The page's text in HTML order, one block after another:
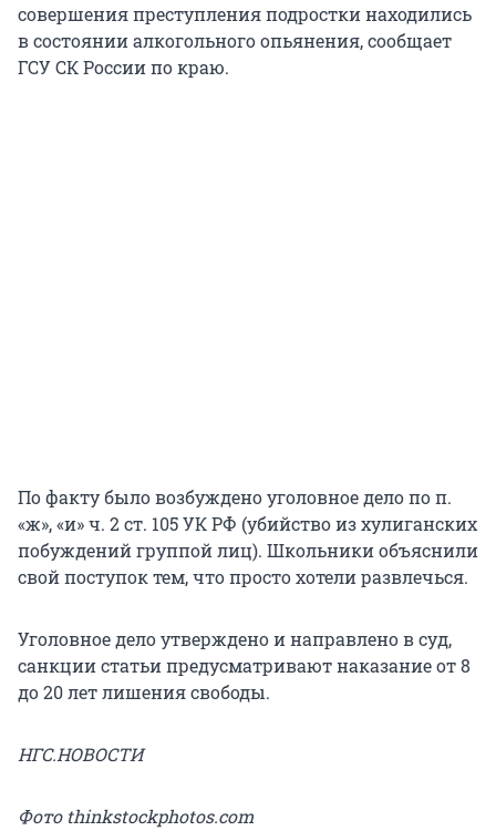
совершения преступления подростки находились
в состоянии алкогольного опьянения, сообщает
ГСУ СК России по краю.
По факту было возбуждено уголовное дело по п.
«ж», «и» ч. 2 ст. 105 УК РФ (убийство из хулиганских
побуждений группой лиц). Школьники объяснили
свой поступок тем, что просто хотели развлечься.
Уголовное дело утверждено и направлено в суд,
санкции статьи предусматривают наказание от 8
до 20 лет лишения свободы.
НГС.НОВОСТИ
Фото thinkstockphotos.com